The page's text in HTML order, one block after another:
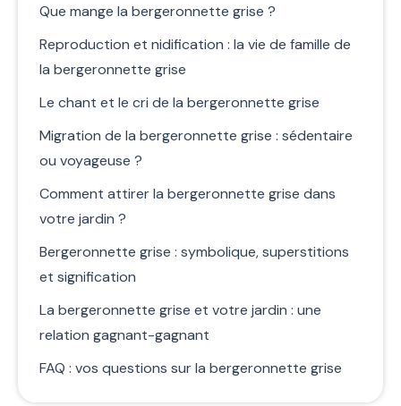
Que mange la bergeronnette grise ?
Reproduction et nidification : la vie de famille de
la bergeronnette grise
Le chant et le cri de la bergeronnette grise
Migration de la bergeronnette grise : sédentaire
ou voyageuse ?
Comment attirer la bergeronnette grise dans
votre jardin ?
Bergeronnette grise : symbolique, superstitions
et signification
La bergeronnette grise et votre jardin : une
relation gagnant-gagnant
FAQ : vos questions sur la bergeronnette grise